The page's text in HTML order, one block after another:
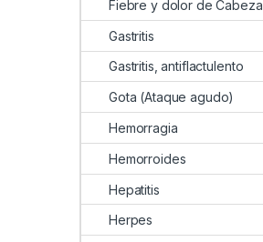
Fiebre y dolor de Cabeza
Gastritis
Gastritis, antiflactulento
Gota (Ataque agudo)
Hemorragia
Hemorroides
Hepatitis
Herpes